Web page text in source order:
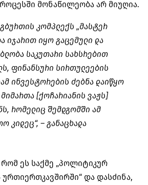
მონაწილეობა არ მიუღია.
კომპლექს „მასტერ
იჯარით იყო გაცემული და
საკუთარი სახსრებით
ფინანსური სირთულეების
ინვესტორების ძებნა დაიწყო
[ქოჩარიანის ვაჟს]
რომელიც შემდგომში ამ
კიდეც“, – განაცხადა
რომ ეს საქმე „პოლიტიკურ
და დასძინა,